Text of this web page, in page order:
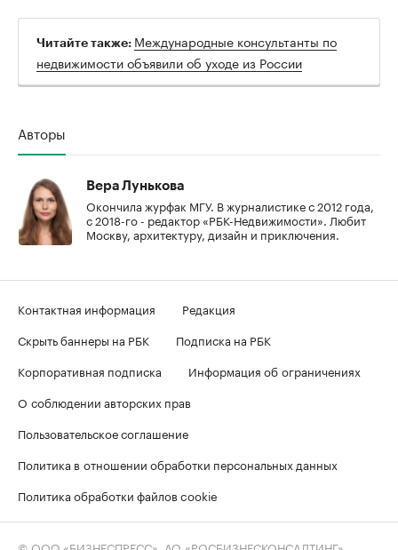
Читайте также: Международные консультанты по
недвижимости объявили об уходе из России
Авторы
Вера Лунькова
Окончила журфак МГУ. В журналистике с 2012 года,
с 2018-го - редактор «РБК-Недвижимости». Любит
Москву, архитектуру, дизайн и приключения.
Контактная информация
Редакция
Скрыть баннеры на РБК
Подписка на РБК
Корпоративная подписка
Информация об ограничениях
О соблюдении авторских прав
Пользовательское соглашение
Политика в отношении обработки персональных данных
Политика обработки файлов cookie